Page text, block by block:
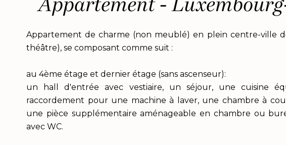
Appartement de charme (non meublé) en plein centre-ville
théâtre), se composant comme suit :
au 4ème étage et dernier étage (sans ascenseur):
un hall d'entrée avec vestiaire, un séjour, une cuisine
raccordement pour une machine à laver, une chambre à
une pièce supplémentaire aménageable en chambre ou
avec WC.